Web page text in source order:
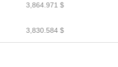
3,864.971 $
3,830.584 $